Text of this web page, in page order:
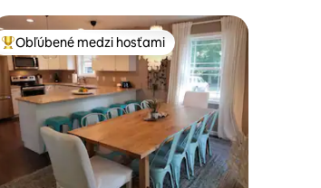
Najobľúbenejšie medzi hosťami
Obľúbené medzi hosťami